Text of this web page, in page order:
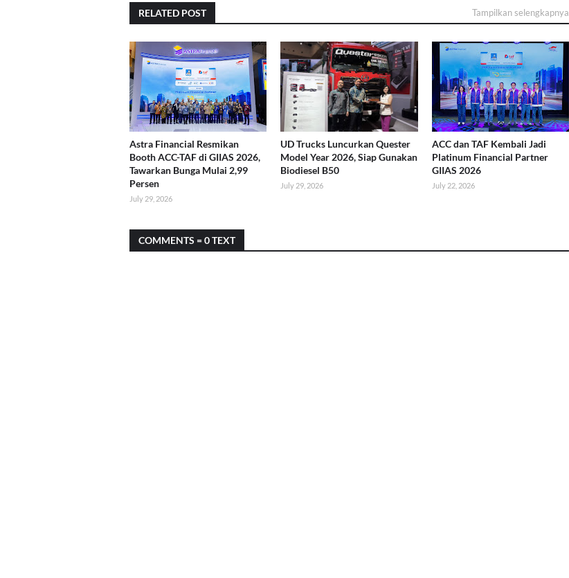
RELATED POST Tampilkan selengkapnya
Astra Financial Resmikan
Booth ACC-TAF di GIIAS 2026,
Tawarkan Bunga Mulai 2,99
Persen
July 29, 2026
UD Trucks Luncurkan Quester
Model Year 2026, Siap Gunakan
Biodiesel B50
July 29, 2026
ACC dan TAF Kembali Jadi
Platinum Financial Partner
GIIAS 2026
July 22, 2026
COMMENTS = 0 TEXT